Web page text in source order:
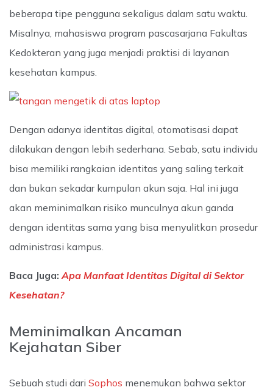
beberapa tipe pengguna sekaligus dalam satu waktu.
Misalnya, mahasiswa program pascasarjana Fakultas
Kedokteran yang juga menjadi praktisi di layanan
kesehatan kampus.
Dengan adanya identitas digital, otomatisasi dapat
dilakukan dengan lebih sederhana. Sebab, satu individu
bisa memiliki rangkaian identitas yang saling terkait
dan bukan sekadar kumpulan akun saja. Hal ini juga
akan meminimalkan risiko munculnya akun ganda
dengan identitas sama yang bisa menyulitkan prosedur
administrasi kampus.
Baca Juga: Apa Manfaat Identitas Digital di Sektor
Kesehatan?
Meminimalkan Ancaman
Kejahatan Siber
Sebuah studi dari Sophos menemukan bahwa sektor